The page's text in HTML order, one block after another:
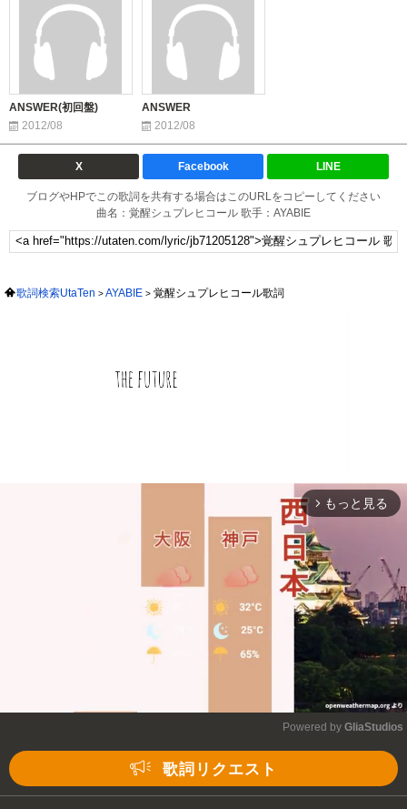
ANSWER(初回盤)
2012/08
ANSWER
2012/08
X Facebook LINE
ブログやHPでこの歌詞を共有する場合はこのURLをコピーしてください
曲名：覚醒シュプレヒコール 歌手：AYABIE
歌詞検索UtaTen AYABIE 覚醒シュプレヒコール歌詞
arrow_forward_ios もっと見る
Powered by GliaStudios
歌詞リクエスト